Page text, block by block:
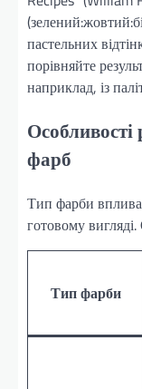
пастельних
порівняйте
наприклад, із
фарб
Тип фарби
готовому
Тип фарби